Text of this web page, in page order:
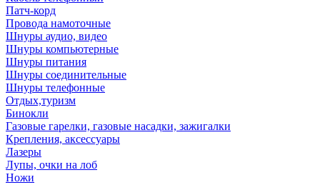
Патч-корд
Провода намоточные
Шнуры аудио, видео
Шнуры компьютерные
Шнуры питания
Шнуры соединительные
Шнуры телефонные
Отдых,туризм
Бинокли
Газовые гарелки, газовые насадки, зажигалки
Крепления, аксессуары
Лазеры
Лупы, очки на лоб
Ножи